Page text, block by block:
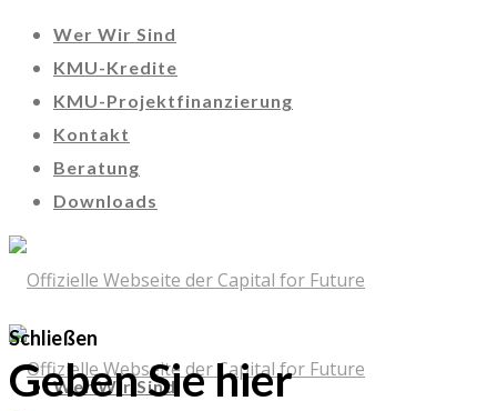
Wer Wir Sind
KMU-Kredite
KMU-Projektfinanzierung
Kontakt
Beratung
Downloads
Wer Wir Sind
Schließen
Geben Sie hier